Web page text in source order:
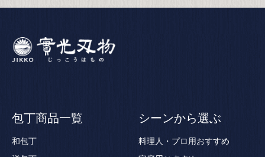
包丁商品一覧
和包丁
シーンから選ぶ
料理人・プロ用おすすめ